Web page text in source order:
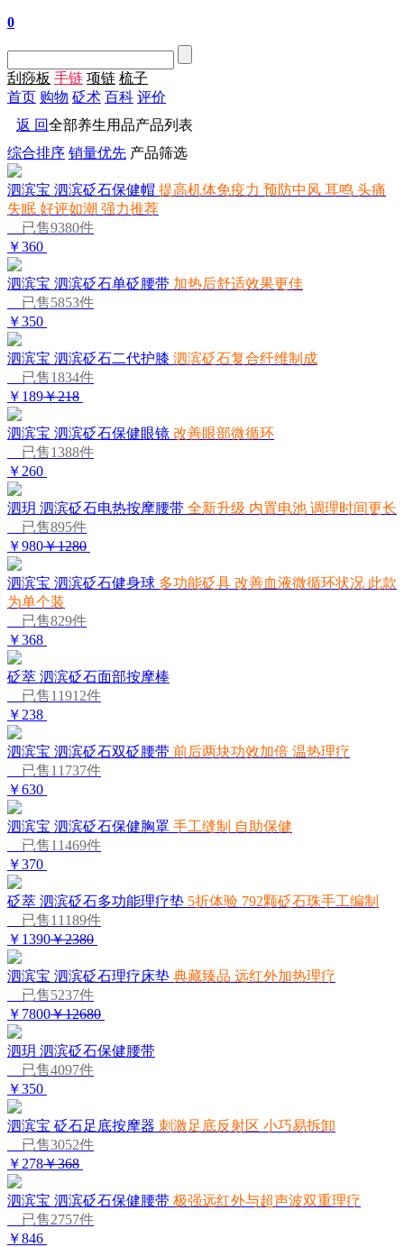
0
刮痧板 手链 项链 梳子
首页 购物 砭术 百科 评价
返 回全部养生用品产品列表
综合排序 销量优先 产品筛选
泗滨宝 泗滨砭石保健帽 提高机体免疫力 预防中风 耳鸣 头痛
失眠 好评如潮 强力推荐
已售9380件
￥360
泗滨宝 泗滨砭石单砭腰带 加热后舒适效果更佳
已售5853件
￥350
泗滨宝 泗滨砭石二代护膝 泗滨砭石复合纤维制成
已售1834件
￥189￥218
泗滨宝 泗滨砭石保健眼镜 改善眼部微循环
已售1388件
￥260
泗玥 泗滨砭石电热按摩腰带 全新升级 内置电池 调理时间更长
已售895件
￥980￥1280
泗滨宝 泗滨砭石健身球 多功能砭具 改善血液微循环状况 此款
为单个装
已售829件
￥368
砭萃 泗滨砭石面部按摩棒
已售11912件
￥238
泗滨宝 泗滨砭石双砭腰带 前后两块功效加倍 温热理疗
已售11737件
￥630
泗滨宝 泗滨砭石保健胸罩 手工缝制 自助保健
已售11469件
￥370
砭萃 泗滨砭石多功能理疗垫 5折体验 792颗砭石珠手工编制
已售11189件
￥1390￥2380
泗滨宝 泗滨砭石理疗床垫 典藏臻品 远红外加热理疗
已售5237件
￥7800￥12680
泗玥 泗滨砭石保健腰带
已售4097件
￥350
泗滨宝 砭石足底按摩器 刺激足底反射区 小巧易拆卸
已售3052件
￥278￥368
泗滨宝 泗滨砭石保健腰带 极强远红外与超声波双重理疗
已售2757件
￥846